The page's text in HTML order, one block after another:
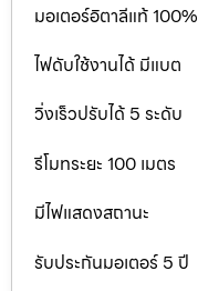
มอเตอร์อิตาลีแท้ 100%
ไฟดับใช้งานได้ มีแบต
วิ่งเร็วปรับได้ 5 ระดับ
รีโมทระยะ 100 เมตร
มีไฟแสดงสถานะ
รับประกันมอเตอร์ 5 ปี